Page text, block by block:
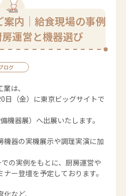
内｜給食現場の事例
運営と機器選び
ログ
は、
日（金）に東京ビッグサイトで
機器展）へ出展いたします。
機器の実機展示や調理実演に加
の実例をもとに、厨房運営や
ー登壇を予定しております。
など、